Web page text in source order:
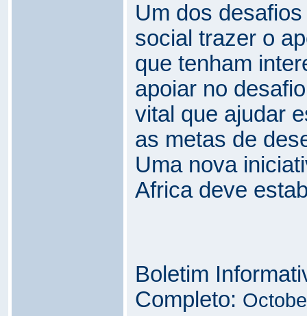
Um dos
social trazer o
que tenham
apoiar no
vital que ajudar
as metas de
Uma nova
Africa deve
Boletim
Completo: